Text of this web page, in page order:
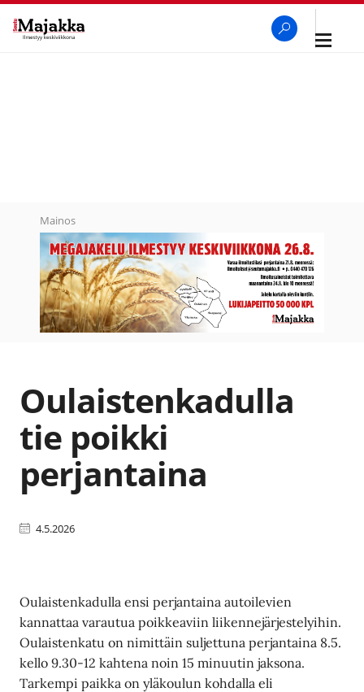
Avaa
Mainos
Oulaistenkadulla
tie poikki
perjantaina
4.5.2026
Oulaistenkadulla ensi perjantaina autoilevien
kannattaa varautua poikkeaviin liikennejärjestelyihin.
Oulaistenkatu on nimittäin suljettuna perjantaina 8.5.
kello 9.30-12 kahtena noin 15 minuutin jaksona.
Tarkempi paikka on yläkoulun kohdalla eli